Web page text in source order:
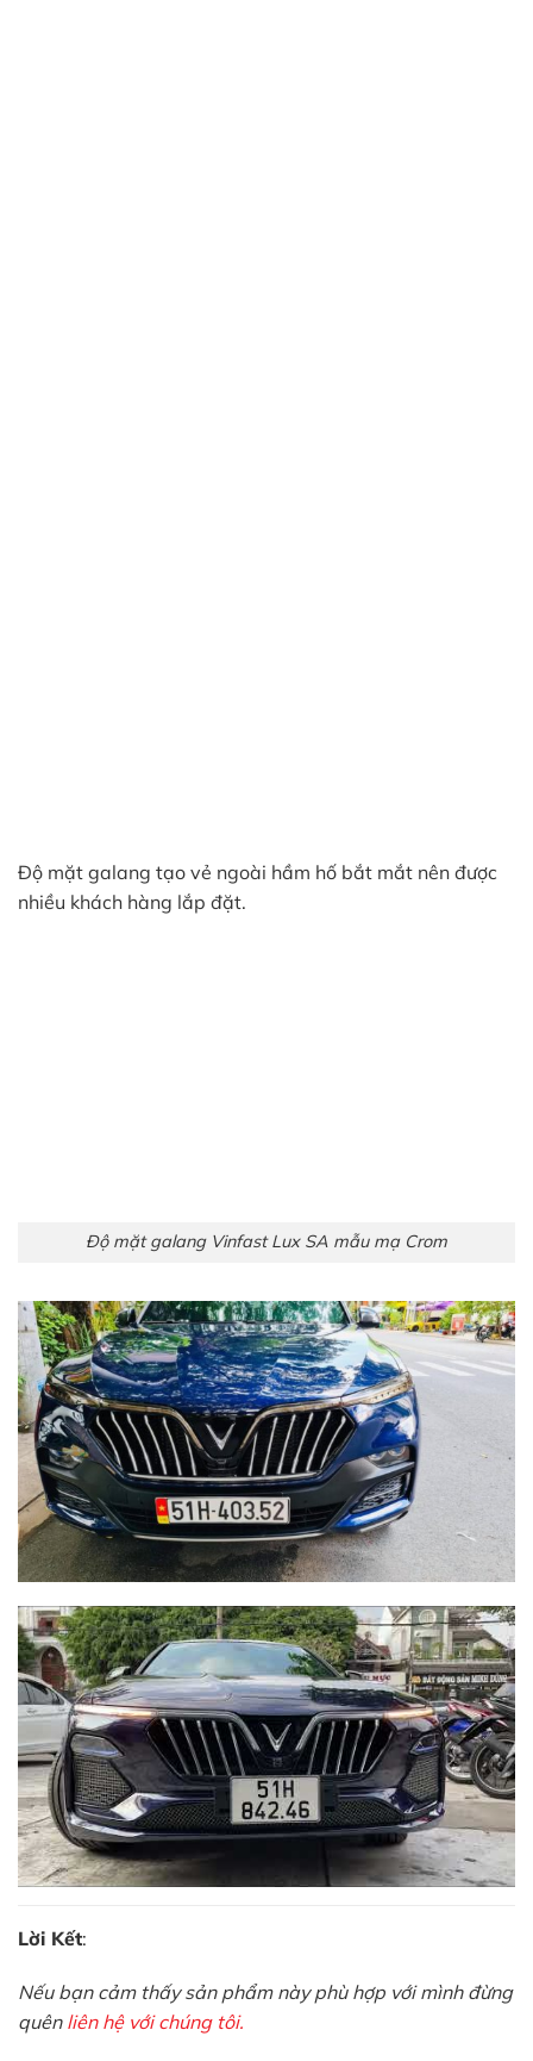
Độ mặt galang tạo vẻ ngoài hầm hố bắt mắt nên được
nhiều khách hàng lắp đặt.
Độ mặt galang Vinfast Lux SA mẫu mạ Crom
Lời Kết:
Nếu bạn cảm thấy sản phẩm này phù hợp với mình đừng
quên liên hệ với chúng tôi.